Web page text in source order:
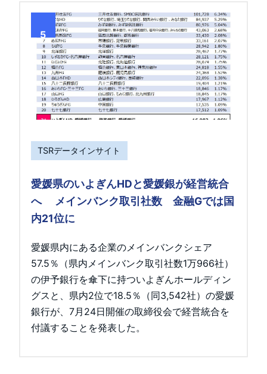
5
TSRデータインサイト
愛媛県のいよぎんHDと愛媛銀が経営統合
へ メインバンク取引社数 金融Gでは国
内21位に
愛媛県内にある企業のメインバンクシェア
57.5％（県内メインバンク取引社数1万966社）
の伊予銀行を傘下に持ついよぎんホールディン
グスと、県内2位で18.5％（同3,542社）の愛媛
銀行が、7月24日開催の取締役会で経営統合を
付議することを発表した。